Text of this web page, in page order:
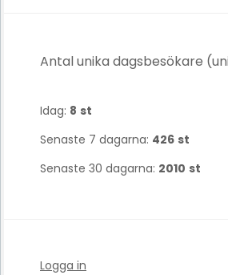
Antal unika dagsbesökare
Idag: 8 st
Senaste 7 dagarna: 426 st
Senaste 30 dagarna: 2010 st
Logga in